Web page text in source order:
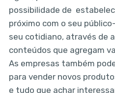
possibilidade de
próximo com o seu
seu cotidiano, através de
conteúdos que agregam
As empresas também
para vender novos
e tudo que achar